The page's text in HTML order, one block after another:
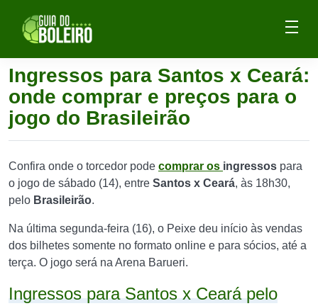
Ingressos para Santos x Ceará:
onde comprar e preços para o
jogo do Brasileirão
Confira onde o torcedor pode comprar os ingressos para
o jogo de sábado (14), entre Santos x Ceará, às 18h30,
pelo Brasileirão.
Na última segunda-feira (16), o Peixe deu início às vendas
dos bilhetes somente no formato online e para sócios, até a
terça. O jogo será na Arena Barueri.
Ingressos para Santos x Ceará pelo